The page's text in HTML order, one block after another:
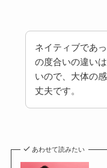
ネイティブであ
の度合いの違い
いので、大体の
丈夫です。
あわせて読みたい